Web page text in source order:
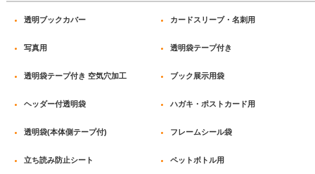
透明ブックカバー カードスリーブ・名刺用
写真用 透明袋テープ付き
透明袋テープ付き 空気穴加工 ブック展示用袋
ヘッダー付透明袋 ハガキ・ポストカード用
透明袋(本体側テープ付) フレームシール袋
立ち読み防止シート ペットボトル用